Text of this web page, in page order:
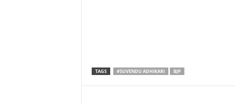
TAGS #SUVENDU ADHIKARI BJP